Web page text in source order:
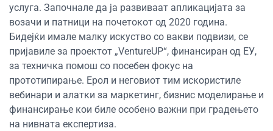
услуга. Започнале да ја развиваат апликацијата за
возачи и патници на почетокот од 2020 година.
Бидејќи имале малку искуство со вакви подвизи, се
пријавиле за проектот „VentureUP“, финансиран од ЕУ,
за техничка помош со посебен фокус на
прототипирање. Ерол и неговиот тим искористиле
вебинари и алатки за маркетинг, бизнис моделирање и
финансирање кои биле особено важни при градењето
на нивната експертиза.